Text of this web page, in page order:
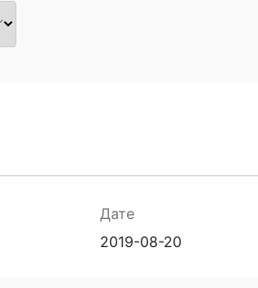
Дате
2019-08-20